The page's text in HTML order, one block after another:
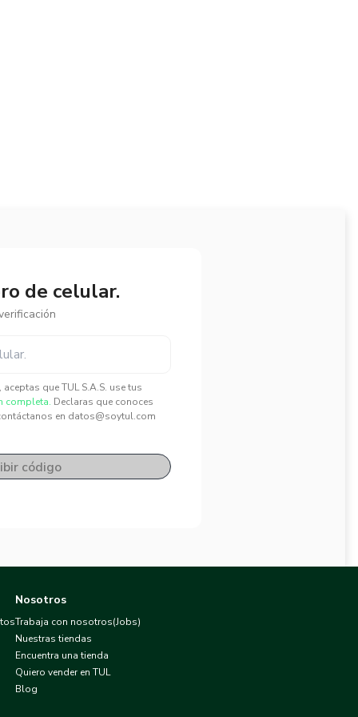
de celular.
que TUL S.A.S. use tus
completa. Declaras que conoces
en datos@soytul.com
código
Nosotros
Trabaja con nosotros(Jobs)
Nuestras tiendas
Encuentra una tienda
Quiero vender en TUL
Blog